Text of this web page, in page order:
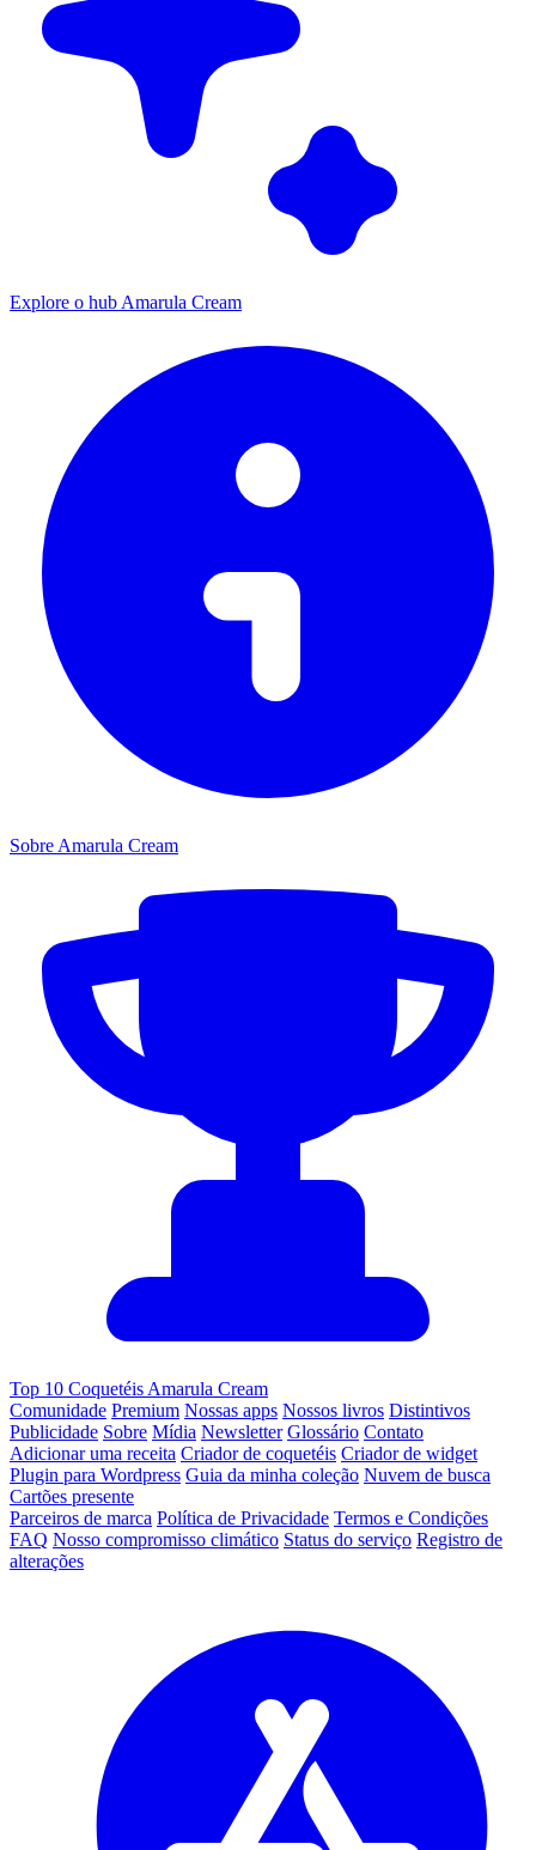
Explore o hub Amarula Cream
Sobre Amarula Cream
Top 10 Coquetéis Amarula Cream
Comunidade Premium Nossas apps Nossos livros Distintivos
Publicidade Sobre Mídia Newsletter Glossário Contato
Adicionar uma receita Criador de coquetéis Criador de widget
Plugin para Wordpress Guia da minha coleção Nuvem de busca
Cartões presente
Parceiros de marca Política de Privacidade Termos e Condições
FAQ Nosso compromisso climático Status do serviço Registro de
alterações